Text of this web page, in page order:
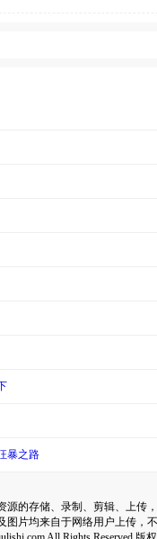
暴之路
源的存储、录制、剪辑、上传
图片均来自于网络用户上传，不